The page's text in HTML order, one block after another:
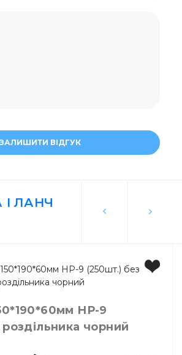
ЗАЛИШИТИ ВІДГУК
І ЛАНЧ
НР-9
чорний